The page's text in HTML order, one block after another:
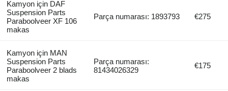
Kamyon için DAF
Suspension Parts
Paraboolveer XF 106
makas
Parça numarası: 1893793 €275
Kamyon için MAN
Suspension Parts
Paraboolveer 2 blads
makas
Parça numarası:
81434026329
€175